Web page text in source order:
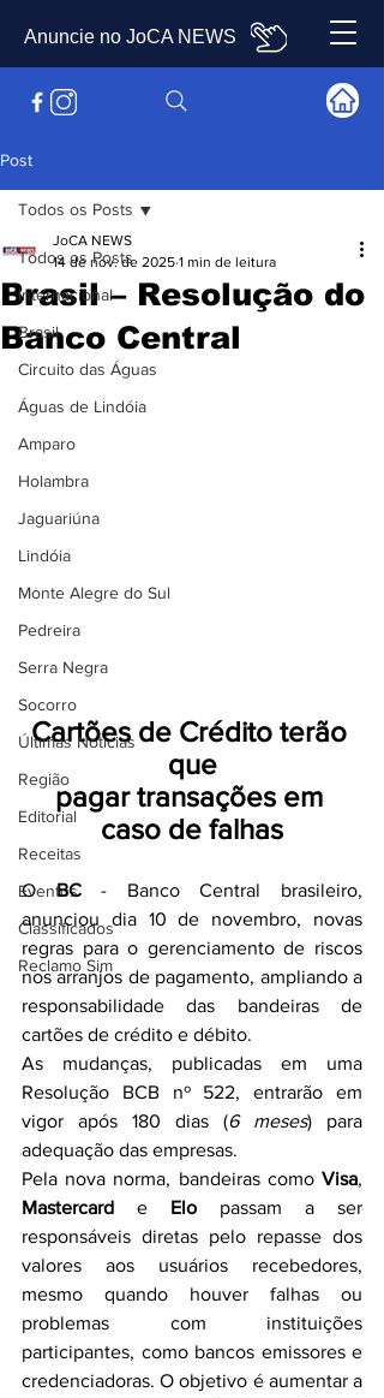
Anuncie no JoCA NEWS
Post
Todos os Posts
Internacional
Brasil
Circuito das Águas
Águas de Lindóia
Amparo
Holambra
Jaguariúna
Lindóia
Monte Alegre do Sul
Pedreira
Serra Negra
Socorro
Últimas Notícias
Região
Editorial
Receitas
Eventos
Classificados
Reclamo Sim
Todos os Posts
Brasil – Resolução do
Banco Central
JoCA NEWS
14 de nov. de 2025 1 min de leitura
Cartões de Crédito terão
que
pagar transações em
caso de falhas
O BC - Banco Central brasileiro,
anunciou dia 10 de novembro, novas
regras para o gerenciamento de riscos
nos arranjos de pagamento, ampliando a
responsabilidade das bandeiras de
cartões de crédito e débito.
As mudanças, publicadas em uma
Resolução BCB nº 522, entrarão em
vigor após 180 dias (6 meses) para
adequação das empresas.
Pela nova norma, bandeiras como Visa
Mastercard e Elo passam a ser
responsáveis diretas pelo repasse dos
valores aos usuários recebedores,
mesmo quando houver falhas ou
problemas com instituições
participantes, como bancos emissores e
credenciadoras. O objetivo é aumentar a